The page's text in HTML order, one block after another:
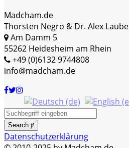
Madcham.de
Thorsten Negro & Dr. Alex Laube
Am Damm 5
55262 Heidesheim am Rhein
+49 (0)6132 9744808
info@madcham.de
Search
Datenschutzerklärung